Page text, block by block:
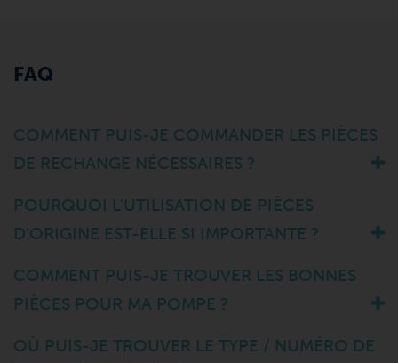
FAQ
COMMENT PUIS-JE COMMANDER LES PIÈCES
DE RECHANGE NÉCESSAIRES ?
POURQUOI L'UTILISATION DE PIÈCES
D'ORIGINE EST-ELLE SI IMPORTANTE ?
COMMENT PUIS-JE TROUVER LES BONNES
PIÈCES POUR MA POMPE ?
OÙ PUIS-JE TROUVER LE TYPE / NUMÉRO DE